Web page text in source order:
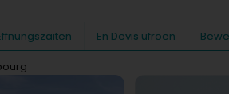
En Devis ufroen